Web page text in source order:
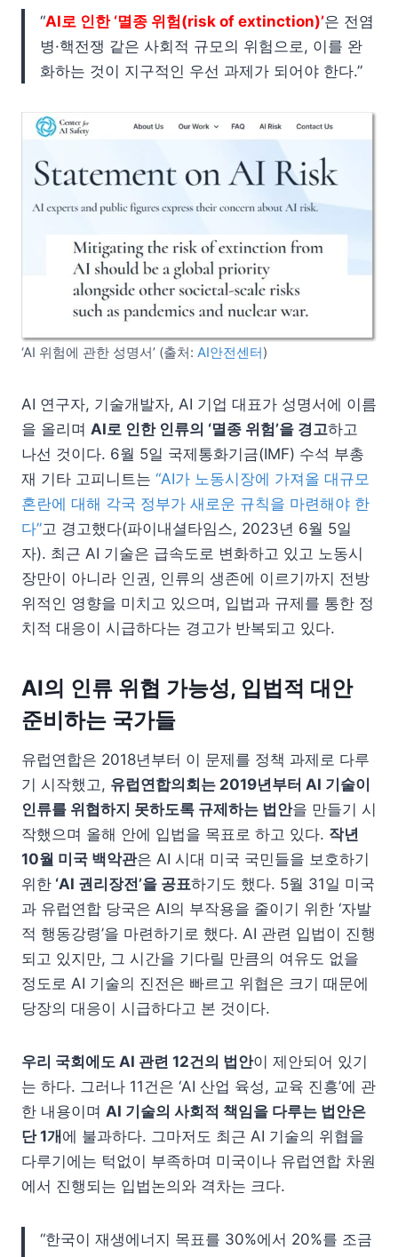
“AI로 인한 ‘멸종 위험(risk of extinction)’은 전염
병·핵전쟁 같은 사회적 규모의 위험으로, 이를 완
화하는 것이 지구적인 우선 과제가 되어야 한다.”
‘AI 위험에 관한 성명서’ (출처: AI안전센터)
AI 연구자, 기술개발자, AI 기업 대표가 성명서에 이름
을 올리며 AI로 인한 인류의 ‘멸종 위험’을 경고하고
나선 것이다. 6월 5일 국제통화기금(IMF) 수석 부총
재 기타 고피니트는 “AI가 노동시장에 가져올 대규모
혼란에 대해 각국 정부가 새로운 규칙을 마련해야 한
다”고 경고했다(파이내셜타임스, 2023년 6월 5일
자). 최근 AI 기술은 급속도로 변화하고 있고 노동시
장만이 아니라 인권, 인류의 생존에 이르기까지 전방
위적인 영향을 미치고 있으며, 입법과 규제를 통한 정
치적 대응이 시급하다는 경고가 반복되고 있다.
AI의 인류 위협 가능성, 입법적 대안
준비하는 국가들
유럽연합은 2018년부터 이 문제를 정책 과제로 다루
기 시작했고, 유럽연합의회는 2019년부터 AI 기술이
인류를 위협하지 못하도록 규제하는 법안을 만들기 시
작했으며 올해 안에 입법을 목표로 하고 있다. 작년
10월 미국 백악관은 AI 시대 미국 국민들을 보호하기
위한 ‘AI 권리장전’을 공표하기도 했다. 5월 31일 미국
과 유럽연합 당국은 AI의 부작용을 줄이기 위한 ‘자발
적 행동강령’을 마련하기로 했다. AI 관련 입법이 진행
되고 있지만, 그 시간을 기다릴 만큼의 여유도 없을
정도로 AI 기술의 진전은 빠르고 위협은 크기 때문에
당장의 대응이 시급하다고 본 것이다.
우리 국회에도 AI 관련 12건의 법안이 제안되어 있기
는 하다. 그러나 11건은 ‘AI 산업 육성, 교육 진흥’에 관
한 내용이며 AI 기술의 사회적 책임을 다루는 법안은
단 1개 에 불과하다. 그마저도 최근 AI 기술의 위협을
다루기에는 턱없이 부족하며 미국이나 유럽연합 차원
에서 진행되는 입법논의와 격차는 크다.
“한국이 재생에너지 목표를 30%에서 20%를 조금